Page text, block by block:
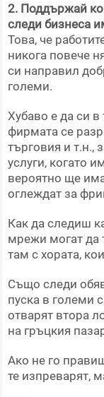
2. Поддържай
следи бизнеса
Това, че
никога повече
си направил
големи.
Хубаво е да си в
фирмата се
търговия и
услуги, когато
вероятно ще
оглеждат за
Как да следиш
мрежи могат да
там с хората,
Също следи
пуска в големи
отварят втора
на гръцкия
Ако не го
те изпреварят,